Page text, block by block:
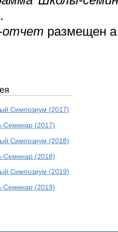
.
размещен
Симпозиум (2017)
Семинар (2017)
Симпозиум (2018)
Семинар (2018)
Симпозиум (2019)
Семинар (2019)